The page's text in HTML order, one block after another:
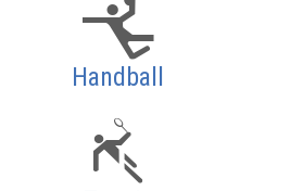
Handball